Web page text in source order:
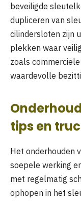
beveiligde
dupliceren van
cilindersloten zijn
plekken waar
zoals
waardevolle
tips en
Het onderhouden
soepele werking
met regelmatig
ophopen in het